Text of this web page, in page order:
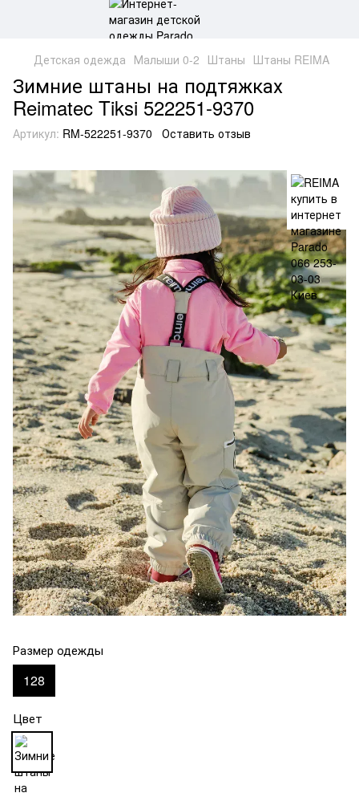
Детская одежда Малыши 0-2 Штаны Штаны REIMA
Зимние штаны на подтяжках
Reimatec Tiksi 522251-9370
Артикул: RM-522251-9370 Оставить отзыв
Размер одежды
128
Цвет